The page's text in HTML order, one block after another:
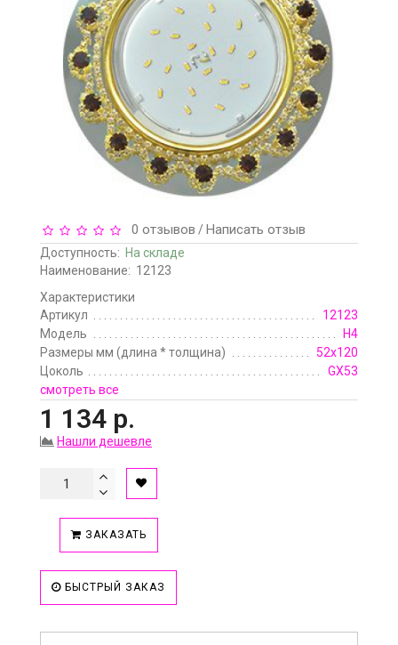
0 отзывов /Написать отзыв
Доступность: На складе
Наименование: 12123
Характеристики
Артикул
12123
Модель
H4
Размеры мм (длина * толщина)
52x120
Цоколь
GX53
смотреть все
1 134 р.
Нашли дешевле
ЗАКАЗАТЬ
БЫСТРЫЙ ЗАКАЗ